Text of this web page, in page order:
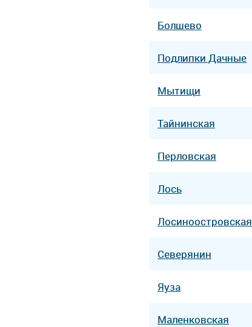
Болшево
Подлипки Дачные
Мытищи
Тайнинская
Перловская
Лось
Лосиноостровская
Северянин
Яуза
Маленковская